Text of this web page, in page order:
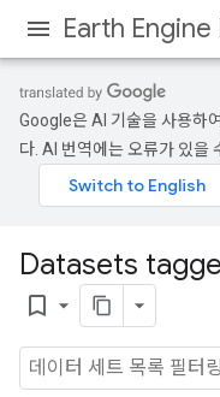
Earth
Google은 AI 기술을 사용하
다. AI 번역에는 오류가 있을
Datasets
bookmark_border